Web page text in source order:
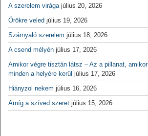
A szerelem virága július 20, 2026
Örökre veled július 19, 2026
Szárnyaló szerelem július 18, 2026
A csend mélyén július 17, 2026
Amikor végre tisztán látsz – Az a pillanat, amikor
minden a helyére kerül július 17, 2026
Hiányzol nekem július 16, 2026
Amíg a szíved szeret július 15, 2026